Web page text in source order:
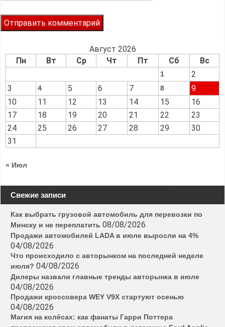
Август 2026
Пн
Вт Ср Чт Пт Сб Вс
1
2
3
4 5 6 7 8
9
10
11 12 13 14 15
16
17
18 19 20 21 22
23
24
25 26 27 28 29
30
31
« Июл
Свежие записи
Как выбрать грузовой автомобиль для перевозки по
Минску и не переплатить 08/08/2026
Продажи автомобилей LADA в июле выросли на 4%
04/08/2026
Что происходило с авторынком на последней неделе
июля? 04/08/2026
Дилеры назвали главные тренды авторынка в июле
04/08/2026
Продажи кроссовера WEY V9X стартуют осенью
04/08/2026
Магия на колёсах: как фанаты Гарри Поттера